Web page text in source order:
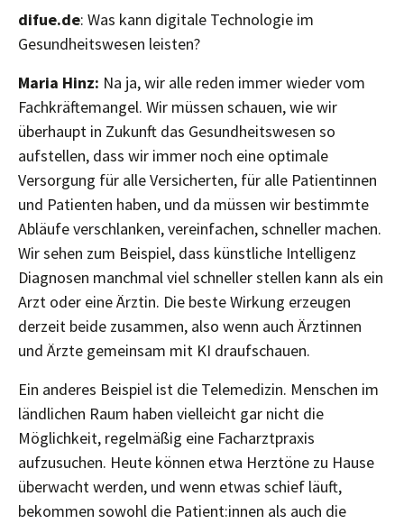
difue.de: Was kann digitale Technologie im
Gesundheitswesen leisten?
Maria Hinz: Na ja, wir alle reden immer wieder vom
Fachkräftemangel. Wir müssen schauen, wie wir
überhaupt in Zukunft das Gesundheitswesen so
aufstellen, dass wir immer noch eine optimale
Versorgung für alle Versicherten, für alle Patientinnen
und Patienten haben, und da müssen wir bestimmte
Abläufe verschlanken, vereinfachen, schneller machen.
Wir sehen zum Beispiel, dass künstliche Intelligenz
Diagnosen manchmal viel schneller stellen kann als ein
Arzt oder eine Ärztin. Die beste Wirkung erzeugen
derzeit beide zusammen, also wenn auch Ärztinnen
und Ärzte gemeinsam mit KI draufschauen.
Ein anderes Beispiel ist die Telemedizin. Menschen im
ländlichen Raum haben vielleicht gar nicht die
Möglichkeit, regelmäßig eine Facharztpraxis
aufzusuchen. Heute können etwa Herztöne zu Hause
überwacht werden, und wenn etwas schief läuft,
bekommen sowohl die Patient:innen als auch die